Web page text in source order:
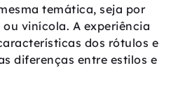
temática, seja por
vinícola. A experiência
dos rótulos e
diferenças entre estilos e